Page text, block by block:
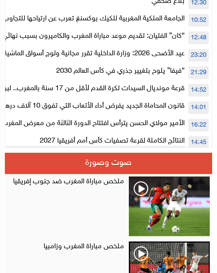
12:30
الجامعة الملكية المغربية للكيك بوكسنغ تعرب عن ارتياحها
الأعلى للحسابات
10:52
“كان” الفتيان: تقديم موعد مباراة المغرب والكاميرون بسبب نهائي 12:48
عيد الأضحى 2026: وزارة الداخلية تقرر مجانية ولوج أسواق
لتنظيمها
23:20
“فيفا” يلوح بتغيير جذري في كأس العالم 2030 21:29
قرعة مونديال السيدات لكرة القدم لأقل
المستوى الأول
14:52
قانون المحاماة الجديد يفرض أداء الأتعاب التي تفوق 10 آلاف درهم بالشيك 14:01
الأمير مولاي الحسن يترأس افتتاح الدورة الثالثة من معرض المغرب
الإلكترونية
16:22
النتائج الكاملة لقرعة تصفيات كأس أمم أفريقيا 2027 14:45
سلا.. توقيف ثلاثة مروجين وحجز أكثر من 4300 قرص مخدر وكوكايين وإكستازي
أقراص مهلوسة داخل فضاء للشيشة تستنفر شرطة أكادير 12:48
صوت وصورة
ملخص مباراة المغرب ضد جنوب إفريقيا
ملخص مباراة المغرب وزامبيا